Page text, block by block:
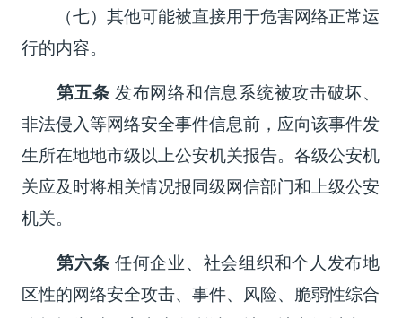
（七）其他可能被直接用于危害网络正常运
行的内容。
第五条 发布网络和信息系统被攻击破坏、
非法侵入等网络安全事件信息前，应向该事件发
生所在地地市级以上公安机关报告。各级公安机
关应及时将相关情况报同级网信部门和上级公安
机关。
第六条 任何企业、社会组织和个人发布地
区性的网络安全攻击、事件、风险、脆弱性综合